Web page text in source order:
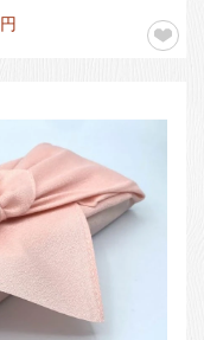
円